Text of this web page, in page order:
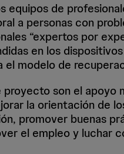
de
a personas con
“expertos por
en los
modelo de
son el apoyo
la orientación de
promover buenas
el empleo y luchar